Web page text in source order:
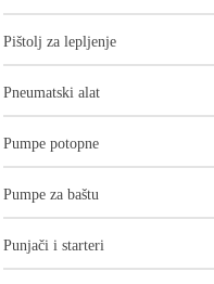
24.999,00 рсд
Pištolj za lepljenje
Pneumatski alat
Pumpe potopne
Pumpe za baštu
Punjači i starteri